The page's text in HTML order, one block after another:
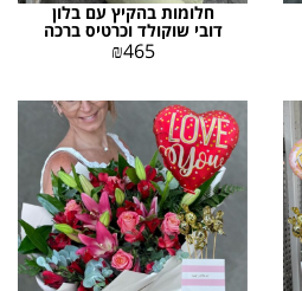
חלומות בהקיץ עם בלון
דובי שוקולד וכרטיס ברכה
₪465